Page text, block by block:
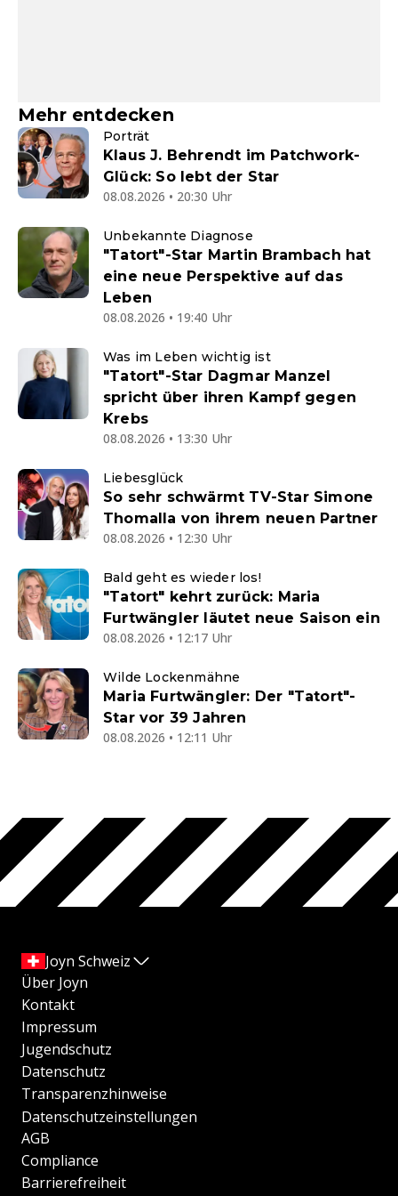
Mehr entdecken
Porträt
Klaus J. Behrendt im Patchwork-
Glück: So lebt der Star
08.08.2026 • 20:30 Uhr
Unbekannte Diagnose
"Tatort"-Star Martin Brambach hat
eine neue Perspektive auf das
Leben
08.08.2026 • 19:40 Uhr
Was im Leben wichtig ist
"Tatort"-Star Dagmar Manzel
spricht über ihren Kampf gegen
Krebs
08.08.2026 • 13:30 Uhr
Liebesglück
So sehr schwärmt TV-Star Simone
Thomalla von ihrem neuen Partner
08.08.2026 • 12:30 Uhr
Bald geht es wieder los!
"Tatort" kehrt zurück: Maria
Furtwängler läutet neue Saison ein
08.08.2026 • 12:17 Uhr
Wilde Lockenmähne
Maria Furtwängler: Der "Tatort"-
Star vor 39 Jahren
08.08.2026 • 12:11 Uhr
Joyn Schweiz
Über Joyn
Kontakt
Impressum
Jugendschutz
Datenschutz
Transparenzhinweise
Datenschutzeinstellungen
AGB
Compliance
Barrierefreiheit